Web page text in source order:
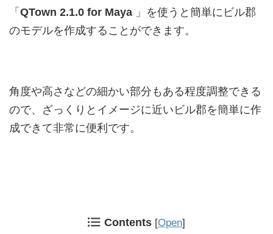
「 QTown 2.1.0 for Maya 」を使うと簡単にビル郡
のモデルを作成することができます。
角度や高さなどの細かい部分もある程度調整できる
ので、ざっくりとイメージに近いビル郡を簡単に作
成できて非常に便利です。
Contents [Open]